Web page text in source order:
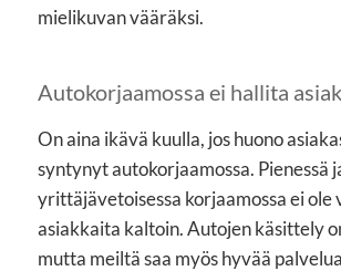
mielikuvan vääräksi.
Autokorjaamossa ei hallita
On aina ikävä kuulla, jos huono
syntynyt autokorjaamossa. Pienessä
yrittäjävetoisessa korjaamossa ei ole
asiakkaita kaltoin. Autojen käsittely
mutta meiltä saa myös hyvää